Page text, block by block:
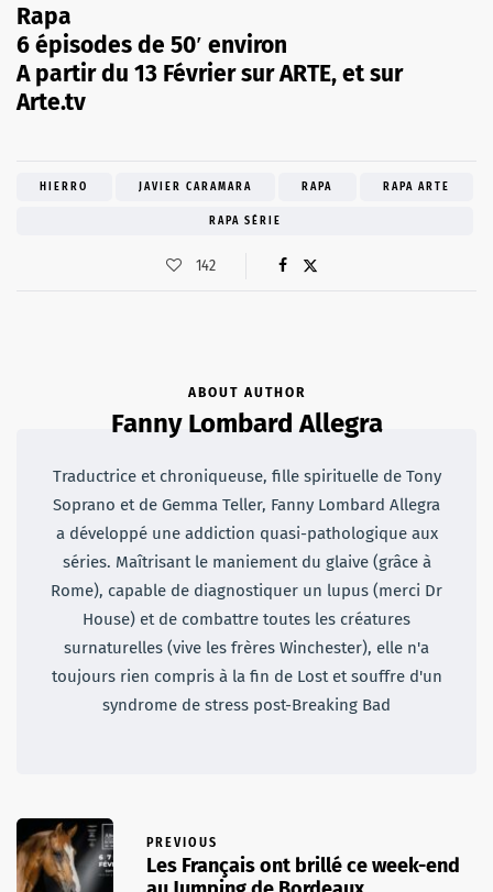
Rapa
6 épisodes de 50′ environ
A partir du 13 Février sur ARTE, et sur
Arte.tv
HIERRO JAVIER CARAMARA RAPA RAPA ARTE
RAPA SÉRIE
142
ABOUT AUTHOR
Fanny Lombard Allegra
Traductrice et chroniqueuse, fille spirituelle de Tony
Soprano et de Gemma Teller, Fanny Lombard Allegra
a développé une addiction quasi-pathologique aux
séries. Maîtrisant le maniement du glaive (grâce à
Rome), capable de diagnostiquer un lupus (merci Dr
House) et de combattre toutes les créatures
surnaturelles (vive les frères Winchester), elle n'a
toujours rien compris à la fin de Lost et souffre d'un
syndrome de stress post-Breaking Bad
PREVIOUS
Les Français ont brillé ce week-end